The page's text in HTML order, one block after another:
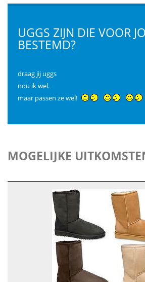
UGGS ZIJN DIE VOOR
BESTEMD?
draag jij uggs
nou ik wel.
maar passen ze wel!
MOGELIJKE